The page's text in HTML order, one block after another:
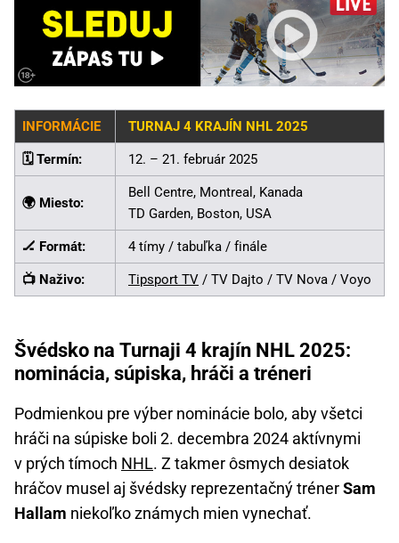
INFORMÁCIE TURNAJ 4 KRAJÍN NHL 2025
🗓️ Termín: 12. – 21. február 2025
🌍 Miesto:
Bell Centre, Montreal, Kanada
TD Garden, Boston, USA
🏒 Formát: 4 tímy / tabuľka / finále
📺 Naživo: Tipsport TV / TV Dajto / TV Nova / Voyo
Švédsko na Turnaji 4 krajín NHL 2025:
nominácia, súpiska, hráči a tréneri
Podmienkou pre výber nominácie bolo, aby všetci
hráči na súpiske boli 2. decembra 2024 aktívnymi
v prých tímoch NHL. Z takmer ôsmych desiatok
hráčov musel aj švédsky reprezentačný trénerSam
Hallam niekoľko známych mien vynechať.